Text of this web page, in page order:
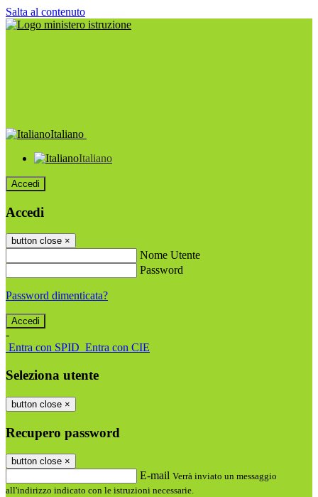
Salta al contenuto
Italiano
Italiano
Accedi
Accedi
button close ×
Nome Utente
Password
Password dimenticata?
-
Entra con SPID Entra con CIE
Seleziona utente
button close ×
Recupero password
button close ×
E-mail Verrà inviato un messaggio
all'indirizzo indicato con le istruzioni necessarie.